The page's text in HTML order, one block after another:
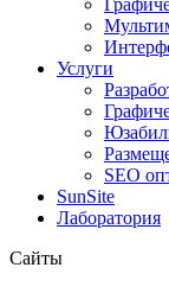
Услуги
SEO
SunSite
Лаборатория
Сайты